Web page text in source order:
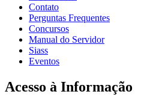
Contato
Perguntas Frequentes
Concursos
Manual do Servidor
Siass
Eventos
Acesso à Informação